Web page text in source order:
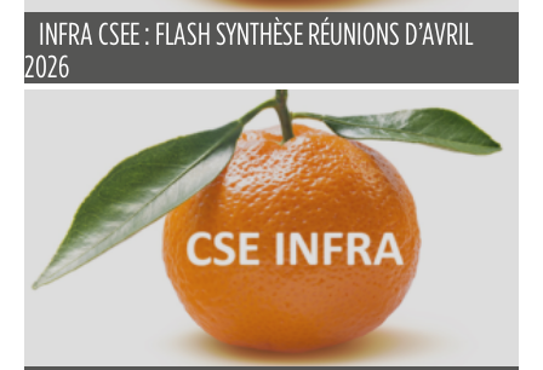
INFRA CSEE : FLASH SYNTHÈSE RÉUNIONS D’AVRIL
2026